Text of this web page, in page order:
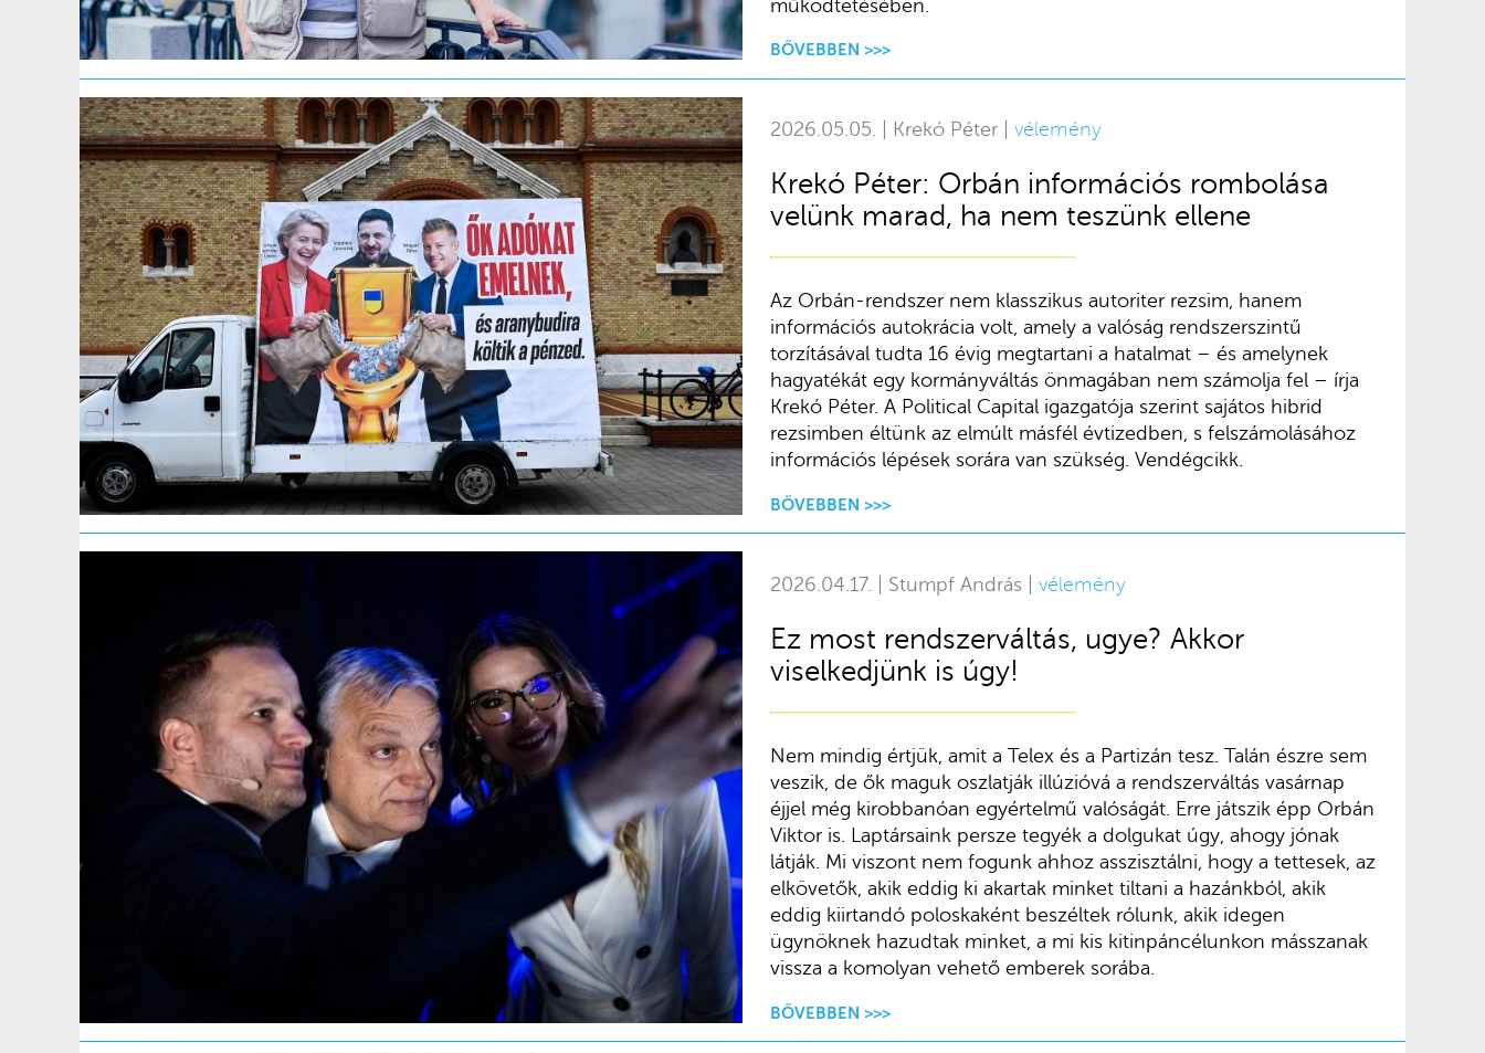
működtetésében.
BŐVEBBEN >>>
2026.05.05. | Krekó Péter | vélemény
Krekó Péter: Orbán információs rombolása
velünk marad, ha nem teszünk ellene
Az Orbán-rendszer nem klasszikus autoriter rezsim, hanem
információs autokrácia volt, amely a valóság rendszerszintű
torzításával tudta 16 évig megtartani a hatalmat – és amelynek
hagyatékát egy kormányváltás önmagában nem számolja fel – írja
Krekó Péter. A Political Capital igazgatója szerint sajátos hibrid
rezsimben éltünk az elmúlt másfél évtizedben, s felszámolásához
információs lépések sorára van szükség. Vendégcikk.
BŐVEBBEN >>>
2026.04.17. | Stumpf András | vélemény
Ez most rendszerváltás, ugye? Akkor
viselkedjünk is úgy!
Nem mindig értjük, amit a Telex és a Partizán tesz. Talán észre sem
veszik, de ők maguk oszlatják illúzióvá a rendszerváltás vasárnap
éjjel még kirobbanóan egyértelmű valóságát. Erre játszik épp Orbán
Viktor is. Laptársaink persze tegyék a dolgukat úgy, ahogy jónak
látják. Mi viszont nem fogunk ahhoz asszisztálni, hogy a tettesek, az
elkövetők, akik eddig ki akartak minket tiltani a hazánkból, akik
eddig kiirtandó poloskaként beszéltek rólunk, akik idegen
ügynöknek hazudtak minket, a mi kis kitinpáncélunkon másszanak
vissza a komolyan vehető emberek sorába.
BŐVEBBEN >>>